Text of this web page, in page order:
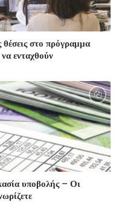
στο πρόγραμμα
ενταχθούν
υποβολής – Οι